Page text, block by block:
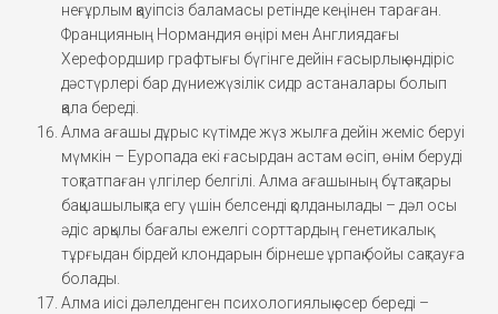
неғұрлым қауіпсіз баламасы ретінде кеңінен тараған.
Францияның Нормандия өңірі мен Англиядағы
Херефордшир графтығы бүгінге дейін ғасырлық өндіріс
дәстүрлері бар дүниежүзілік сидр астаналары болып
қала береді.
Алма ағашы дұрыс күтімде жүз жылға дейін жеміс беруі
мүмкін – Еуропада екі ғасырдан астам өсіп, өнім беруді
тоқтатпаған үлгілер белгілі. Алма ағашының бұтақтары
бақшашылықта егу үшін белсенді қолданылады – дәл осы
әдіс арқылы бағалы ежелгі сорттардың генетикалық
тұрғыдан бірдей клондарын бірнеше ұрпақ бойы сақтауға
болады.
Алма иісі дәлелденген психологиялық әсер береді –